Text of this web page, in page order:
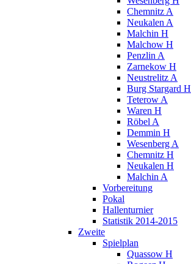
Chemnitz A
Neukalen A
Malchin H
Malchow H
Penzlin A
Zarnekow H
Neustrelitz A
Burg Stargard H
Teterow A
Waren H
Röbel A
Demmin H
Wesenberg A
Chemnitz H
Neukalen H
Malchin A
Vorbereitung
Pokal
Hallenturnier
Statistik 2014-2015
Zweite
Spielplan
Quassow H